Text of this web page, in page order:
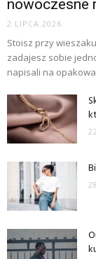
nowoczesne
2 LIPCA 2026
Stoisz przy
zadajesz sobie
napisali na